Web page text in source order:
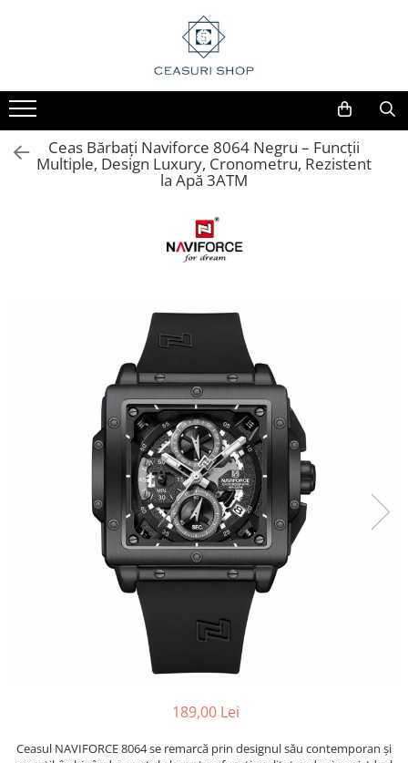
Ceas Bărbați Naviforce 8064 Negru – Funcții
Multiple, Design Luxury, Cronometru, Rezistent
la Apă 3ATM
189,00 Lei
Ceasul NAVIFORCE 8064 se remarcă prin designul său contemporan și